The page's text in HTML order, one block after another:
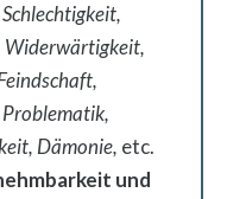
Widerwärtigkeit,
Dämonie, etc.
und